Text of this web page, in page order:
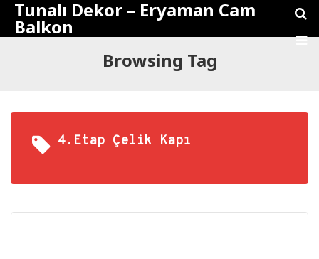
Tunalı Dekor – Eryaman Cam
Balkon
Browsing Tag
4.etap Çelik Kapı